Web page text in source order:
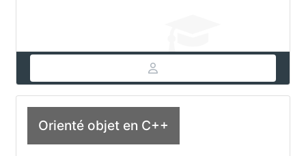
Orienté objet en C++